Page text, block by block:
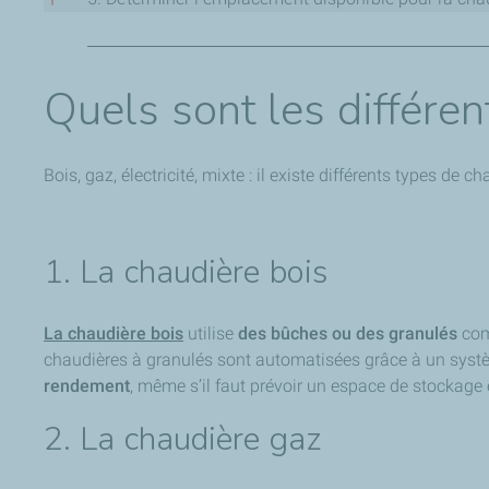
production instantanée :
idéale pour les faibles
permet une
production à accumulation :
grâce à un ballon à
Vous pouvez opter pour une chaudière à installation
les types de chaudière peuvent se faire sous forme de
À lire aussi : Quelle énergie pour sa chaudière ?
Quels sont les
Bois, gaz, électricité, mixte : il existe différents types de
1. La chaudière bois
La chaudière bois utilise des bûches ou des granulés
chaudières à granulés sont automatisées grâce à un
rendement, même s’il faut prévoir un espace de stockage
2. La chaudière gaz